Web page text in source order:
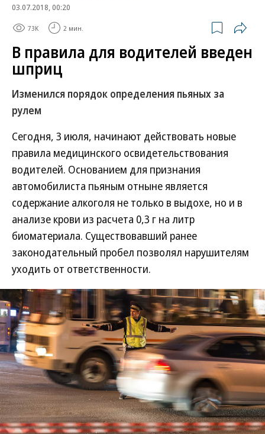
03.07.2018, 00:20
73K 2 мин.
В правила для водителей введен
шприц
Изменился порядок определения пьяных за
рулем
Сегодня, 3 июля, начинают действовать новые
правила медицинского освидетельствования
водителей. Основанием для признания
автомобилиста пьяным отныне является
содержание алкоголя не только в выдохе, но и в
анализе крови из расчета 0,3 г на литр
биоматериала. Существовавший ранее
законодательный пробел позволял нарушителям
уходить от ответственности.